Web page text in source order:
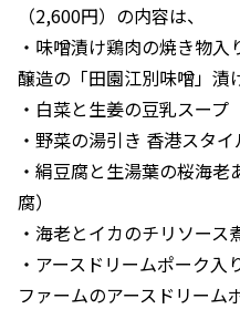
（2,600円）の内容は、
・味噌漬け鶏肉の焼き物
醸造の「田園江別味噌」漬
・白菜と生姜の豆乳スープ
・野菜の湯引き 香港スタイ
・絹豆腐と生湯葉の桜海
腐）
・海老とイカのチリソース
・アースドリームポーク
ファームのアースドリーム